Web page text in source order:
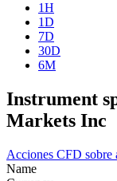
1H
1D
7D
30D
6M
Instrument
Markets Inc
Acciones CFD sobre
Name